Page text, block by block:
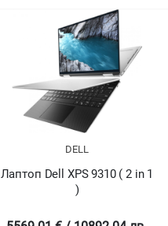
DELL
Лаптоп Dell XPS 9310 ( 2 in 1
)